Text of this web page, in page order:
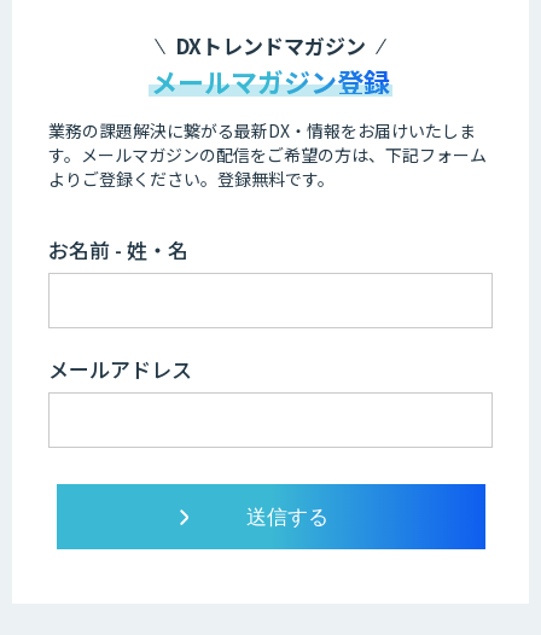
DXトレンドマガジン
メールマガジン登録
業務の課題解決に繋がる最新DX・情報をお届けいたしま
す。 メールマガジンの配信をご希望の方は、下記フォーム
よりご登録ください。登録無料です。
お名前 - 姓・名
メールアドレス